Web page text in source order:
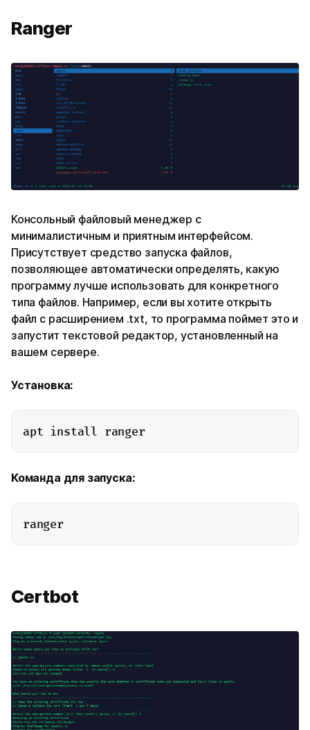
Ranger
Консольный файловый менеджер с
минималистичным и приятным интерфейсом.
Присутствует средство запуска файлов,
позволяющее автоматически определять, какую
программу лучше использовать для конкретного
типа файлов. Например, если вы хотите открыть
файл с расширением .txt, то программа поймет это и
запустит текстовой редактор, установленный на
вашем сервере.
Установка:
apt install ranger
Команда для запуска:
ranger
Certbot